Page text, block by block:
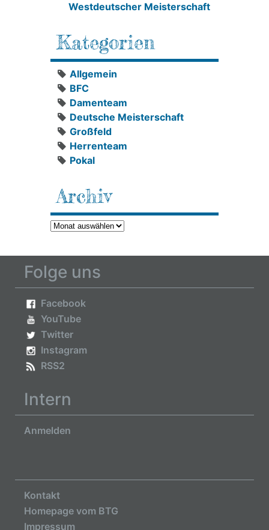
Westdeutscher Meisterschaft
Kategorien
Allgemein
BFC
Damenteam
Deutsche Meisterschaft
Großfeld
Herrenteam
Pokal
Archiv
Archiv
Folge uns
Facebook
YouTube
Twitter
Instagram
RSS2
Intern
Anmelden
Kontakt
Homepage vom BTG
Impressum